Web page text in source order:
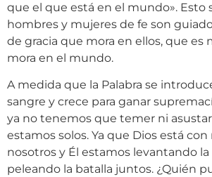
que el que está en el mundo». Esto
hombres y mujeres de fe son
de gracia que mora en ellos, que es
mora en el mundo.
A medida que la Palabra se
sangre y crece para ganar
ya no tenemos que temer ni
estamos solos. Ya que Dios está con
nosotros y Él estamos levantando
peleando la batalla juntos. ¿Quién